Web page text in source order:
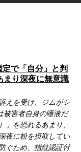
で「自分」と判
まり深夜に無意識
えを受け、ジムがシ
被害者自身の唾液だ
」を恐れるあまり、
夜に粉を摂取してい
ぐため、指紋認証付